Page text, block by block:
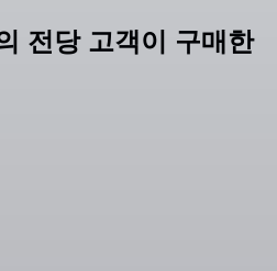
전당 고객이 구매한